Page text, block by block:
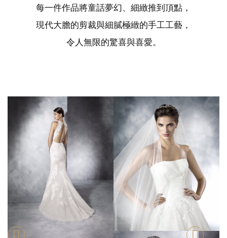
每一件作品將童話夢幻、細緻推到頂點，
現代大膽的剪裁與細膩極緻的手工工藝，
令人無限的驚喜與喜愛。